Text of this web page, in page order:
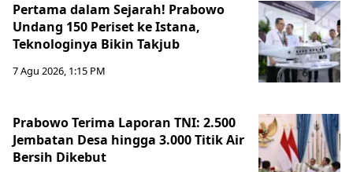
Pertama dalam Sejarah! Prabowo
Undang 150 Periset ke Istana,
Teknologinya Bikin Takjub
7 Agu 2026, 1:15 PM
Prabowo Terima Laporan TNI: 2.500
Jembatan Desa hingga 3.000 Titik Air
Bersih Dikebut